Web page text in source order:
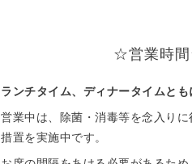
☆営業時間
ランチタイム、ディナータイムとも
営業中は、除菌・消毒等を念入り
措置を実施中です。